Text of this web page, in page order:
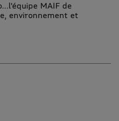
MAIF de
environnement et